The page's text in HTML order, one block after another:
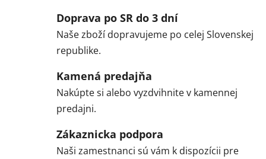
Doprava po SR do 3 dní
Naše zboží dopravujeme po celej Slovenskej
republike.
Kamená predajňa
Nakúpte si alebo vyzdvihnite v kamennej
predajni.
Zákaznicka podpora
Naši zamestnanci sú vám k dispozícii pre